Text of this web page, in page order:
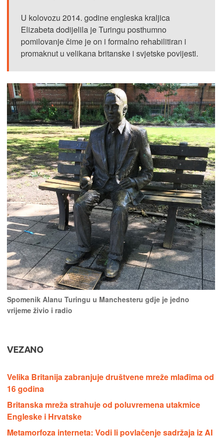
U kolovozu 2014. godine engleska kraljica
Elizabeta dodijelila je Turingu posthumno
pomilovanje čime je on i formalno rehabilitiran i
promaknut u velikana britanske i svjetske povijesti.
Spomenik Alanu Turingu u Manchesteru gdje je jedno
vrijeme živio i radio
VEZANO
Velika Britanija zabranjuje društvene mreže mlađima od
16 godina
Britanska mreža strahuje od poluvremena utakmice
Engleske i Hrvatske
Metamorfoza interneta: Vodi li povlačenje sadržaja iz AI